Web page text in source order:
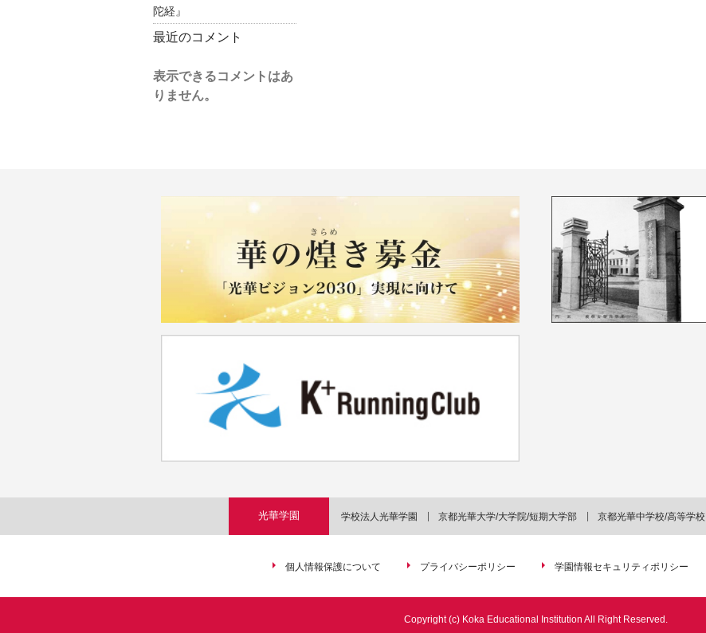
陀経』
最近のコメント
表示できるコメントはあ
りません。
光華学園 学校法人光華学園 京都光華大学/大学院/短期大学部 京都光華中学校/高等学校
個人情報保護について プライバシーポリシー 学園情報セキュリティポリシー
Copyright (c) Koka Educational Institution All Right Reserved.